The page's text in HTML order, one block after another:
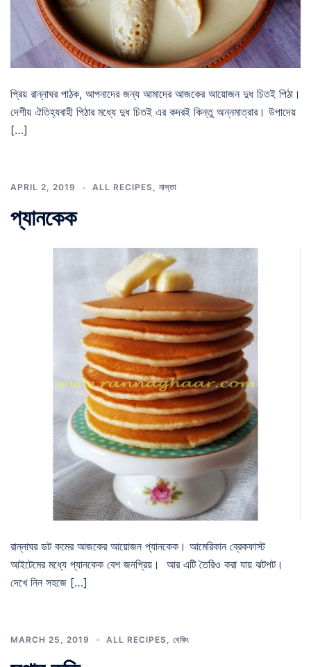
প্রিয় রান্নাঘর পাঠক, আপনাদের জন্য আমাদের আজকের আয়োজন দুধ চিতই পিঠা।
দেশীয় ঐতিহ্যবাহী পিঠার মধ্যে দুধ চিতই এর কদরই কিন্তু অন্নমাত্রার। উপাদেয়
[…]
APRIL 2, 2019 ALL RECIPES নাস্তা
প্যানকেক
রান্নাঘর ডট কমের আজকের আয়োজন প্যানকেক। আমেরিকান ব্রেকফাস্ট
আইটেমের মধ্যে প্যানকেক বেশ জনপ্রিয়। আর এটি তৈরিও করা যায় ঝটপট।
দেখে নিন সহজে […]
MARCH 25, 2019 ALL RECIPES বেকিং